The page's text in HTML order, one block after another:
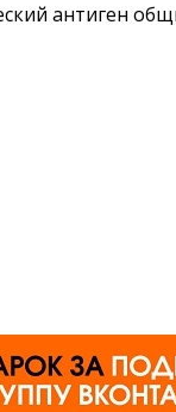
антиген